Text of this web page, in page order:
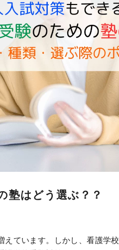
塾はどう選ぶ？？
ています。しかし、看護学